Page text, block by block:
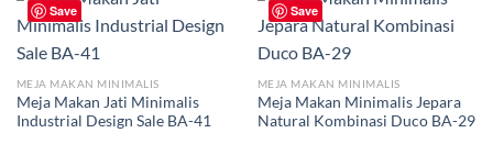
Save
MEJA MAKAN MINIMALIS
Meja Makan Jati Minimalis
Industrial Design Sale BA-41
Save
MEJA MAKAN MINIMALIS
Meja Makan Minimalis Jepara
Natural Kombinasi Duco BA-29